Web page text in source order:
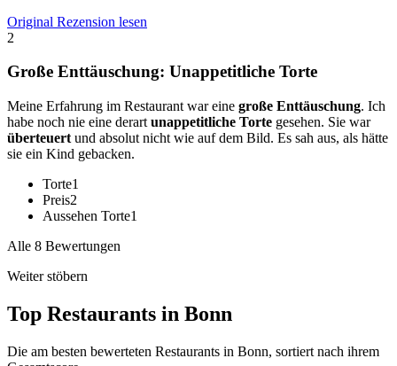
Original Rezension lesen
2
Große Enttäuschung: Unappetitliche Torte
Meine Erfahrung im Restaurant war eine große Enttäuschung. Ich
habe noch nie eine derart unappetitliche Torte gesehen. Sie war
überteuert und absolut nicht wie auf dem Bild. Es sah aus, als hätte
sie ein Kind gebacken.
Torte1
Preis2
Aussehen Torte1
Alle 8 Bewertungen
Weiter stöbern
Top Restaurants in Bonn
Die am besten bewerteten Restaurants in Bonn, sortiert nach ihrem